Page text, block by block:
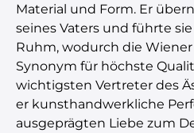
Material und Form. Er
seines Vaters und führte
Ruhm, wodurch die
Synonym für höchste
wichtigsten Vertreter des
er kunsthandwerkliche
ausgeprägten Liebe zum